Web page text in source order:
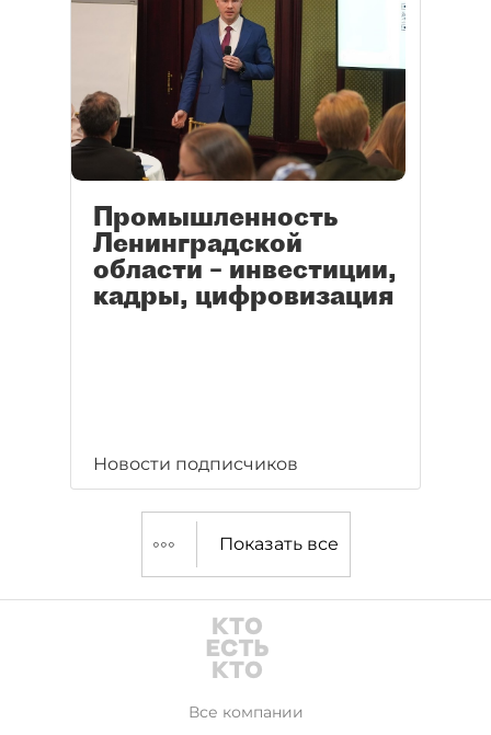
Промышленность
Ленинградской
области – инвестиции,
кадры, цифровизация
Новости подписчиков
Показать все
Все компании